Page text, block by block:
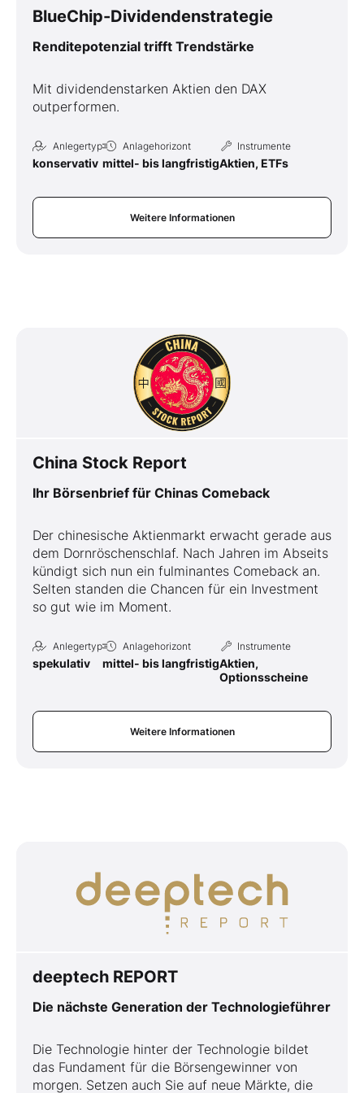
BlueChip-Dividendenstrategie
Renditepotenzial trifft Trendstärke
Mit dividendenstarken Aktien den DAX
outperformen.
Anlegertyp
konservativ
Anlagehorizont
mittel- bis langfristig
Instrumente
Aktien, ETFs
Weitere Informationen
China Stock Report
Ihr Börsenbrief für Chinas Comeback
Der chinesische Aktienmarkt erwacht gerade aus
dem Dornröschenschlaf. Nach Jahren im Abseits
kündigt sich nun ein fulminantes Comeback an.
Selten standen die Chancen für ein Investment
so gut wie im Moment.
Anlegertyp
spekulativ
Anlagehorizont
mittel- bis langfristig
Instrumente
Aktien,
Optionsscheine
Weitere Informationen
deeptech REPORT
Die nächste Generation der Technologieführer
Die Technologie hinter der Technologie bildet
das Fundament für die Börsengewinner von
morgen. Setzen auch Sie auf neue Märkte, die